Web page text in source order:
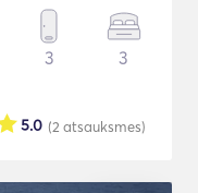
3 3
(2 atsauksmes)
5.0